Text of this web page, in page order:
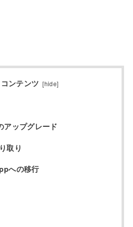
コンテンツ [hide]
ップグレード
取り
への移行